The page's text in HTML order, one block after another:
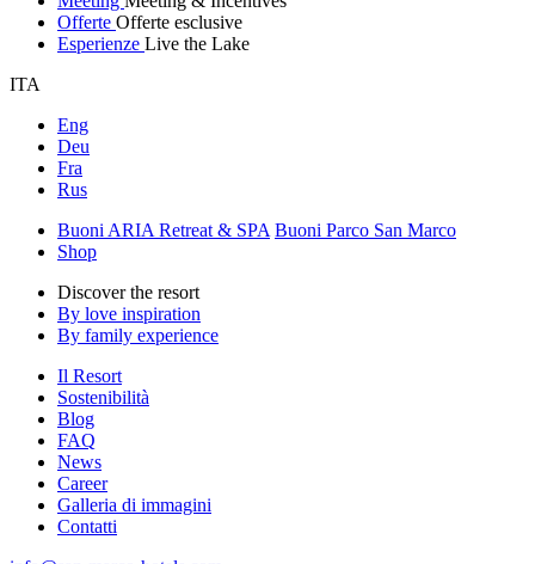
Offerte Offerte esclusive
Esperienze Live the Lake
ITA
Eng
Deu
Fra
Rus
Buoni ARIA Retreat & SPA Buoni Parco San Marco
Shop
Discover the resort
By love inspiration
By family experience
Il Resort
Sostenibilità
Blog
FAQ
News
Career
Galleria di immagini
Contatti